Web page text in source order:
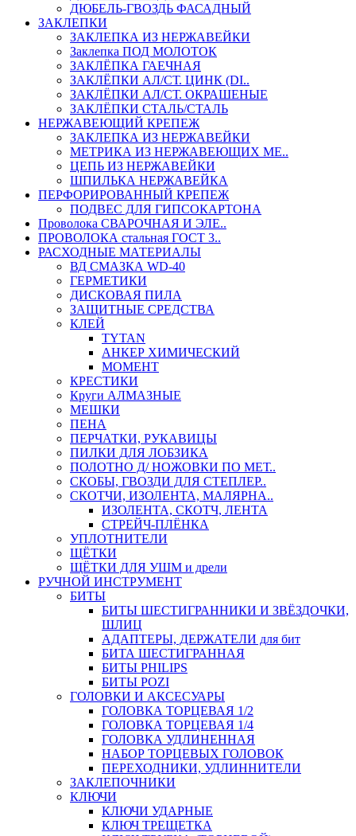
ДЮБЕЛЬ-ГВОЗДЬ ФАСАДНЫЙ
ЗАКЛЕПКИ
ЗАКЛЕПКА ИЗ НЕРЖАВЕЙКИ
Заклепка ПОД МОЛОТОК
ЗАКЛЁПКА ГАЕЧНАЯ
ЗАКЛЁПКИ АЛ/СТ. ЦИНК (DI..
ЗАКЛЁПКИ АЛ/СТ. ОКРАШЕНЫЕ
ЗАКЛЁПКИ СТАЛЬ/СТАЛЬ
НЕРЖАВЕЮЩИЙ КРЕПЕЖ
ЗАКЛЕПКА ИЗ НЕРЖАВЕЙКИ
МЕТРИКА ИЗ НЕРЖАВЕЮЩИХ МЕ..
ЦЕПЬ ИЗ НЕРЖАВЕЙКИ
ШПИЛЬКА НЕРЖАВЕЙКА
ПЕРФОРИРОВАННЫЙ КРЕПЕЖ
ПОДВЕС ДЛЯ ГИПСОКАРТОНА
Проволока СВАРОЧНАЯ И ЭЛЕ..
ПРОВОЛОКА стальная ГОСТ 3..
РАСХОДНЫЕ МАТЕРИАЛЫ
ВД СМАЗКА WD-40
ГЕРМЕТИКИ
ДИСКОВАЯ ПИЛА
ЗАЩИТНЫЕ СРЕДСТВА
КЛЕЙ
TYTAN
АНКЕР ХИМИЧЕСКИЙ
МОМЕНТ
КРЕСТИКИ
Круги АЛМАЗНЫЕ
МЕШКИ
ПЕНА
ПЕРЧАТКИ, РУКАВИЦЫ
ПИЛКИ ДЛЯ ЛОБЗИКА
ПОЛОТНО Д/ НОЖОВКИ ПО МЕТ..
СКОБЫ, ГВОЗДИ ДЛЯ СТЕПЛЕР..
СКОТЧИ, ИЗОЛЕНТА, МАЛЯРНА..
ИЗОЛЕНТА, СКОТЧ, ЛЕНТА
СТРЕЙЧ-ПЛЁНКА
УПЛОТНИТЕЛИ
ЩЁТКИ
ЩЁТКИ ДЛЯ УШМ и дрели
РУЧНОЙ ИНСТРУМЕНТ
БИТЫ
БИТЫ ШЕСТИГРАННИКИ И ЗВЁЗДОЧКИ,
ШЛИЦ
АДАПТЕРЫ, ДЕРЖАТЕЛИ для бит
БИТА ШЕСТИГРАННАЯ
БИТЫ PHILIPS
БИТЫ POZI
ГОЛОВКИ И АКСЕСУАРЫ
ГОЛОВКА ТОРЦЕВАЯ 1/2
ГОЛОВКА ТОРЦЕВАЯ 1/4
ГОЛОВКА УДЛИНЕННАЯ
НАБОР ТОРЦЕВЫХ ГОЛОВОК
ПЕРЕХОДНИКИ, УДЛИННИТЕЛИ
ЗАКЛЕПОЧНИКИ
КЛЮЧИ
КЛЮЧИ УДАРНЫЕ
КЛЮЧ ТРЕЩЕТКА